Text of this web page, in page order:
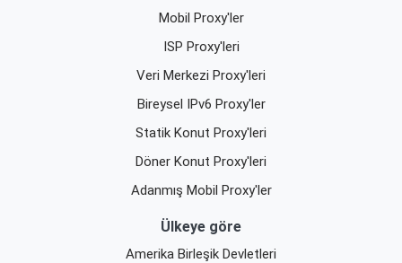
Mobil Proxy'ler
ISP Proxy'leri
Veri Merkezi Proxy'leri
Bireysel IPv6 Proxy'ler
Statik Konut Proxy'leri
Döner Konut Proxy'leri
Adanmış Mobil Proxy'ler
Ülkeye göre
Amerika Birleşik Devletleri